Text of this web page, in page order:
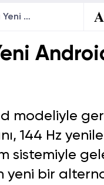
ASUS, Tandem OLED Ekranlı Yeni Android Tabletini Tanıttı!
modeliyle
144 Hz
sistemiyle
yeni bir